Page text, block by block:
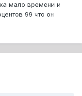
мало времени и
99 что он